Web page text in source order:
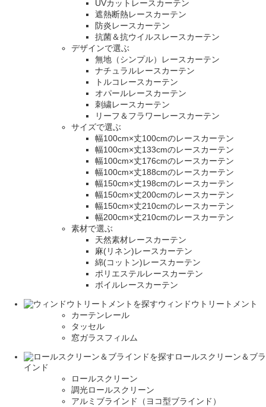
UVカットレースカーテン
遮熱断熱レースカーテン
防炎レースカーテン
抗菌＆抗ウイルスレースカーテン
デザインで選ぶ
無地（シンプル）レースカーテン
ナチュラルレースカーテン
トルコレースカーテン
オパールレースカーテン
刺繍レースカーテン
リーフ＆フラワーレースカーテン
サイズで選ぶ
幅100cm×丈100cmのレースカーテン
幅100cm×丈133cmのレースカーテン
幅100cm×丈176cmのレースカーテン
幅100cm×丈188cmのレースカーテン
幅150cm×丈198cmのレースカーテン
幅150cm×丈200cmのレースカーテン
幅150cm×丈210cmのレースカーテン
幅200cm×丈210cmのレースカーテン
素材で選ぶ
天然素材レースカーテン
麻(リネン)レースカーテン
綿(コットン)レースカーテン
ポリエステルレースカーテン
ボイルレースカーテン
ウィンドウトリートメント
カーテンレール
タッセル
窓ガラスフィルム
ロールスクリーン＆ブラ
インド
ロールスクリーン
調光ロールスクリーン
アルミブラインド（ヨコ型ブラインド）